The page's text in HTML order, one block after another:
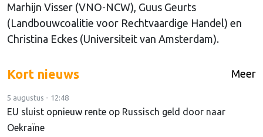
Marhijn Visser (VNO-NCW), Guus Geurts
(Landbouwcoalitie voor Rechtvaardige Handel) en
Christina Eckes (Universiteit van Amsterdam).
Kort nieuws Meer
5 augustus - 12:48
EU sluist opnieuw rente op Russisch geld door naar
Oekraïne